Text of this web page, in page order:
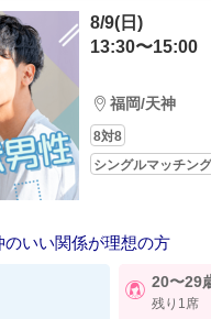
8/9(日)
13:30〜15:00
福岡/天神
8対8
シングルマッチング
のいい関係が理想の方
20〜29
残り1席